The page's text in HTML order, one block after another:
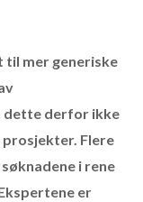
til mer generiske
dette derfor ikke
Flere
i rene
er